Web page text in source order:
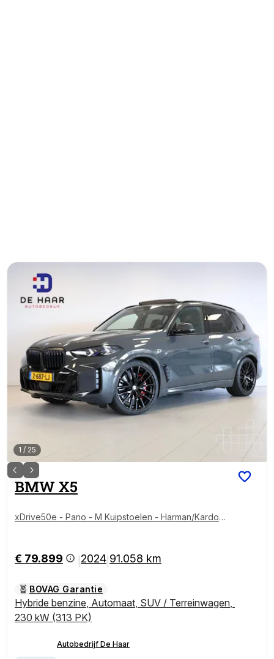
1 / 25
BMWX5
xDrive50e - Pano - M Kuipstoelen - Harman/Kardon -
€ 79.899 2024 91.058 km
BOVAG Garantie
Hybride benzine, Automaat, SUV / Terreinwagen,
230 kW (313 PK)
Autobedrijf De Haar